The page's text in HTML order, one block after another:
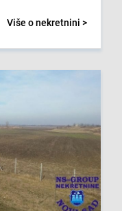
Više o nekretnini >